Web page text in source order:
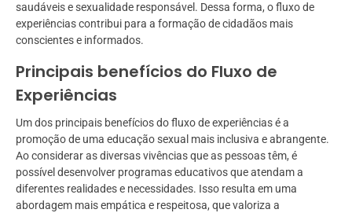
saudáveis e sexualidade responsável. Dessa forma, o fluxo de
experiências contribui para a formação de cidadãos mais
conscientes e informados.
Principais benefícios do Fluxo de
Experiências
Um dos principais benefícios do fluxo de experiências é a
promoção de uma educação sexual mais inclusiva e abrangente.
Ao considerar as diversas vivências que as pessoas têm, é
possível desenvolver programas educativos que atendam a
diferentes realidades e necessidades. Isso resulta em uma
abordagem mais empática e respeitosa, que valoriza a